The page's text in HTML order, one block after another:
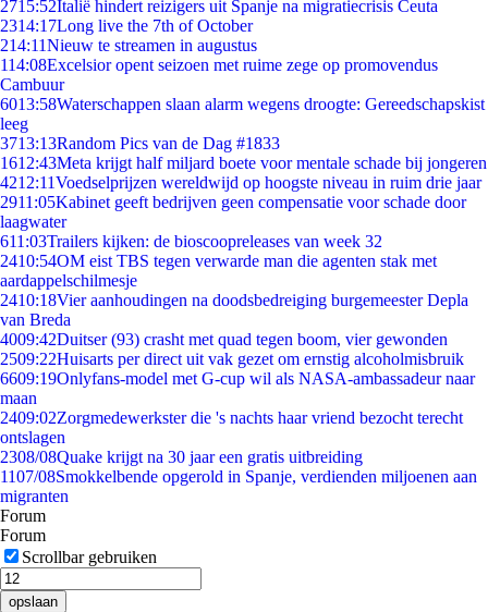
2715:52Italië hindert reizigers uit Spanje na migratiecrisis Ceuta
2314:17Long live the 7th of October
214:11Nieuw te streamen in augustus
114:08Excelsior opent seizoen met ruime zege op promovendus
Cambuur
6013:58Waterschappen slaan alarm wegens droogte: Gereedschapskist
leeg
3713:13Random Pics van de Dag #1833
1612:43Meta krijgt half miljard boete voor mentale schade bij jongeren
4212:11Voedselprijzen wereldwijd op hoogste niveau in ruim drie jaar
2911:05Kabinet geeft bedrijven geen compensatie voor schade door
laagwater
611:03Trailers kijken: de bioscoopreleases van week 32
2410:54OM eist TBS tegen verwarde man die agenten stak met
aardappelschilmesje
2410:18Vier aanhoudingen na doodsbedreiging burgemeester Depla
van Breda
4009:42Duitser (93) crasht met quad tegen boom, vier gewonden
2509:22Huisarts per direct uit vak gezet om ernstig alcoholmisbruik
6609:19Onlyfans-model met G-cup wil als NASA-ambassadeur naar
maan
2409:02Zorgmedewerkster die 's nachts haar vriend bezocht terecht
ontslagen
2308/08Quake krijgt na 30 jaar een gratis uitbreiding
1107/08Smokkelbende opgerold in Spanje, verdienden miljoenen aan
migranten
Forum
Forum
Scrollbar gebruiken
opslaan